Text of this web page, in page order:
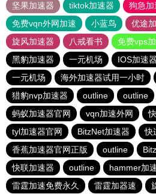
坚果加速器
tiktok加速器
狗急加
免费vqn外网加速
小蓝鸟 优途
旋风加速器
八戒看书
免费vps
黑豹加速器
一元机场 IOS加速器
一元机场
海外加速器试用一小时
猎豹nvp加速器
outline outline
蚂蚁加速器官网
vqn加速外网
tyl加速器官网
BitzNet加速器 快
香蕉加速器官网正版
outline
快联加速器
outline hammer加
雷霆加速免费永久
雷霆加器速